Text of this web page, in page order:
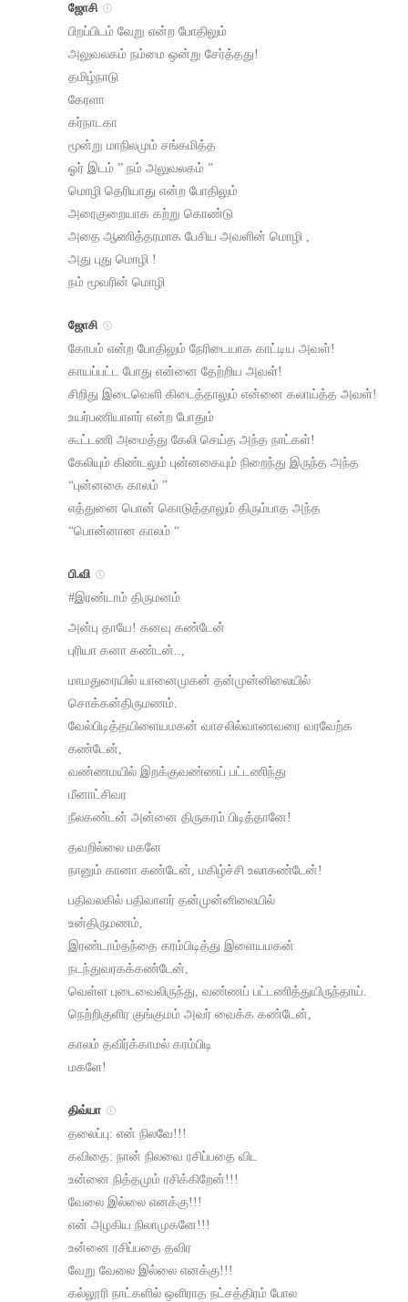
ஜோசி
பிறப்பிடம் வேறு என்ற போதிலும்
அலுவலகம் நம்மை ஒன்று சேர்த்தது!
தமிழ்நாடு
கேரளா
கர்நாடகா
மூன்று மாநிலமும் சங்கமித்த
ஓர் இடம் ” நம் அலுவலகம் ”
மொழி தெரியாது என்ற போதிலும்
அரைகுறையாக கற்று கொண்டு
அதை ஆணித்தரமாக பேசிய அவளின் மொழி ,
அது புது மொழி !
நம் மூவரின் மொழி
ஜோசி
கோபம் என்ற போதிலும் நேரிடையாக காட்டிய அவள்!
காயப்பட்ட போது என்னை தேற்றிய அவள்!
சிறிது இடைவெளி கிடைத்தாலும் என்னை கலாய்த்த அவள்!
உயர்பணியாளர் என்ற போதும்
கூட்டணி அமைத்து கேலி செய்த அந்த நாட்கள்!
கேலியும் கிண்டலும் புன்னகையும் நிறைந்து இருந்த அந்த
“புன்னகை காலம் ”
எத்துனை பொன் கொடுத்தாலும் திரும்பாத அந்த
“பொன்னான காலம் “
பி.வி
#இரண்டாம் திருமனம்
அன்பு தாயே! கனவு கண்டேன்
புரியா கனா கண்டன்..,
மாமதுரையில் யானைமுகன் தன்முன்னிலையில்
சொக்கன்திருமணம்.
வேல்பிடித்தயிளையமகன் வாசலில்வாணவரை வரவேற்க
கண்டேன்,
வண்ணமயில் இறக்குவண்ணப் பட்டணிந்து
மீனாட்சிவர
நீலகண்டன் அன்னை திருகரம் பிடித்தானே!
தவறில்லை மகளே
நானும் கானா கண்டேன், மகிழ்ச்சி உலாகண்டேன்!
பதிவலகில் பதிவாளர் தன்முன்னிலையில்
உன்திருமணம்,
இரண்டாம்தந்தை கரம்பிடித்து இளையமகன்
நடந்துவரகக்கண்டேன்,
வெள்ள புடைவைலிருந்து, வண்ணப் பட்டணித்துயிருந்தாய்.
நெற்றிகுளிர குங்குமம் அவர் வைக்க கண்டேன்,
காலம் தவிர்க்காமல் கரம்பிடி
மகளே!
திவ்யா
தலைப்பு: என் நிலவே!!!
கவிதை: நான் நிலவை ரசிப்பதை விட
உன்னை நித்தமும் ரசிக்கிறேன்!!!
வேலை இல்லை எனக்கு!!!
என் அழகிய நிலாமுகனே!!!
உன்னை ரசிப்பதை தவிர
வேறு வேலை இல்லை எனக்கு!!!
கல்லூரி நாட்களில் ஒளிராத நட்சத்திரம் போல